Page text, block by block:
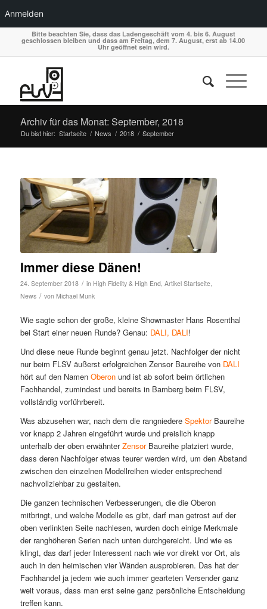
Anmelden
Bitte beachten Sie, dass das Ladengeschäft vom 4. bis 6. August
geschlossen bleiben und dass am Freitag, dem 7. August, erst ab 14.00
Uhr geöffnet sein wird.
Archiv für das Monat: September, 2018
Du bist hier: Startseite / News / 2018 / September
Immer diese Dänen!
24. September 2018 / in High Fidelity & High End, Artikel Startseite,
News / von Michael Munk
Wie sagte schon der große, kleine Showmaster Hans Rosenthal
bei Start einer neuen Runde? Genau: DALI, DALI!
Und diese neue Runde beginnt genau jetzt. Nachfolger der nicht
nur beim FLSV äußerst erfolgreichen Zensor Baureihe von DALI
hört auf den Namen Oberonund ist ab sofort beim örtlichen
Fachhandel, zumindest und bereits in Bamberg beim FLSV,
vollständig vorführbereit.
Was abzusehen war, nach dem die rangniedere SpektorBaureihe
vor knapp 2 Jahren eingeführt wurde und preislich knapp
unterhalb der oben erwähnterZensorBaureihe platziert wurde,
dass deren Nachfolger etwas teurer werden wird, um den Abstand
zwischen den einzelnen Modellreihen wieder entsprechend
nachvollziehbar zu gestalten.
Die ganzen technischen Verbesserungen, die die Oberon
mitbringt, und welche Modelle es gibt, darf man getrost auf der
oben verlinkten Seite nachlesen, wurden doch einige Merkmale
der ranghöheren Serien nach unten durchgereicht. Und wie es
klingt, das darf jeder Interessent nach wie vor direkt vor Ort, als
auch in den heimischen vier Wänden ausprobieren. Das hat der
Fachhandel ja jedem wie auch immer gearteten Versender ganz
weit voraus, dass man erst seine ganz persönliche Entscheidung
treffen kann.